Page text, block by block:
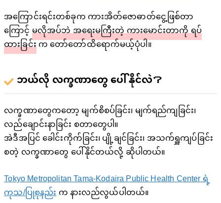
အကြောင်းရင်းတစ်ခုက ကားအိတ်ဇောဓာတ်ငွေ့ဖြစ်တာ
ကြောင့်မလိုအပ်ဘဲ အရေးမကြီးတဲ့ ကားမောင်းတာကို ရပ်
ထားခြင်းက တော်တော်ထိရောက်မယ့်ပုံပါ။
ဘယ်လို လက္ခဏာတွေ ပေါ်နိုင်လဲ？
လက္ခဏာတွေကတော့ မျက်စိစပ်ခြင်း၊ မျက်ရည်ကျခြင်း၊
လည်ချောင်းနာခြင်း စတာတွေပါ။
အဲဒီအပြင် ခေါင်းကိုက်ခြင်း၊ ပျို့ချင်ခြင်း၊ အသက်ရှူကျပ်ခြင်း
စတဲ့ လက္ခဏာတွေ ပေါ်နိုင်တယ်လို့ ဆိုပါတယ်။
Tokyo Metropolitan Tama-Kodaira Public Health Center ရဲ့
ကုသ/ပြုစုနည်းက နားလည်လွယ်ပါတယ်။